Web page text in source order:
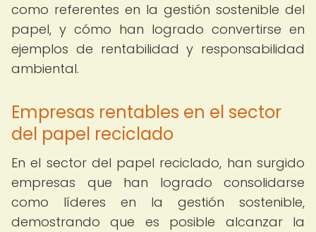
como referentes en la gestión sostenible del
papel, y cómo han logrado convertirse en
ejemplos de rentabilidad y responsabilidad
ambiental.
Empresas rentables en el sector
del papel reciclado
En el sector del papel reciclado, han surgido
empresas que han logrado consolidarse
como líderes en la gestión sostenible,
demostrando que es posible alcanzar la